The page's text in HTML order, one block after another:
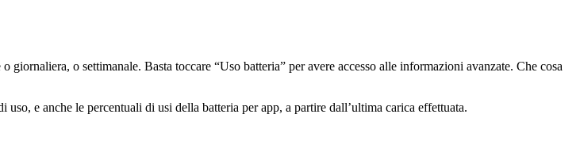
giornaliera, o settimanale. Basta toccare “Uso batteria” per avere accesso alle informazioni avanzate. Che cosa
e anche le percentuali di usi della batteria per app, a partire dall’ultima carica effettuata.